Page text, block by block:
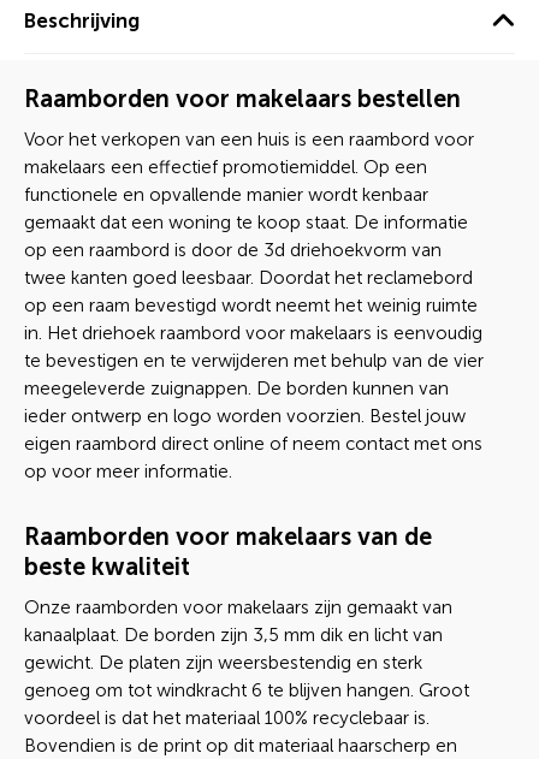
Beschrijving
Raamborden voor makelaars bestellen
Voor het verkopen van een huis is een raambord voor
makelaars een effectief promotiemiddel. Op een
functionele en opvallende manier wordt kenbaar
gemaakt dat een woning te koop staat. De informatie
op een raambord is door de 3d driehoekvorm van
twee kanten goed leesbaar. Doordat het reclamebord
op een raam bevestigd wordt neemt het weinig ruimte
in. Het driehoek raambord voor makelaars is eenvoudig
te bevestigen en te verwijderen met behulp van de vier
meegeleverde zuignappen. De borden kunnen van
ieder ontwerp en logo worden voorzien. Bestel jouw
eigen raambord direct online of neem contact met ons
op voor meer informatie.
Raamborden voor makelaars van de
beste kwaliteit
Onze raamborden voor makelaars zijn gemaakt van
kanaalplaat. De borden zijn 3,5 mm dik en licht van
gewicht. De platen zijn weersbestendig en sterk
genoeg om tot windkracht 6 te blijven hangen. Groot
voordeel is dat het materiaal 100% recyclebaar is.
Bovendien is de print op dit materiaal haarscherp en